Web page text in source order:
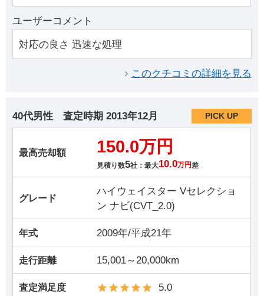
ユーザーコメント
対応の良さ 迅速な処理
このクチコミの詳細を見る
40代男性 査定時期 2013年12月 PICK UP
最高売却額 150.0万円
見積り数5社：最大10.0万円 差
グレード
ハイウェイスター Vセレクショ
ン ナビ(CVT_2.0)
年式 2009年/平成21年
走行距離 15,001～20,000km
査定満足度 5.0